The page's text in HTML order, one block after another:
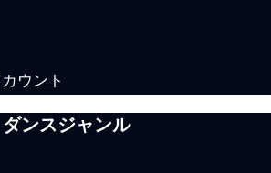
ウント
ダンスジャンル